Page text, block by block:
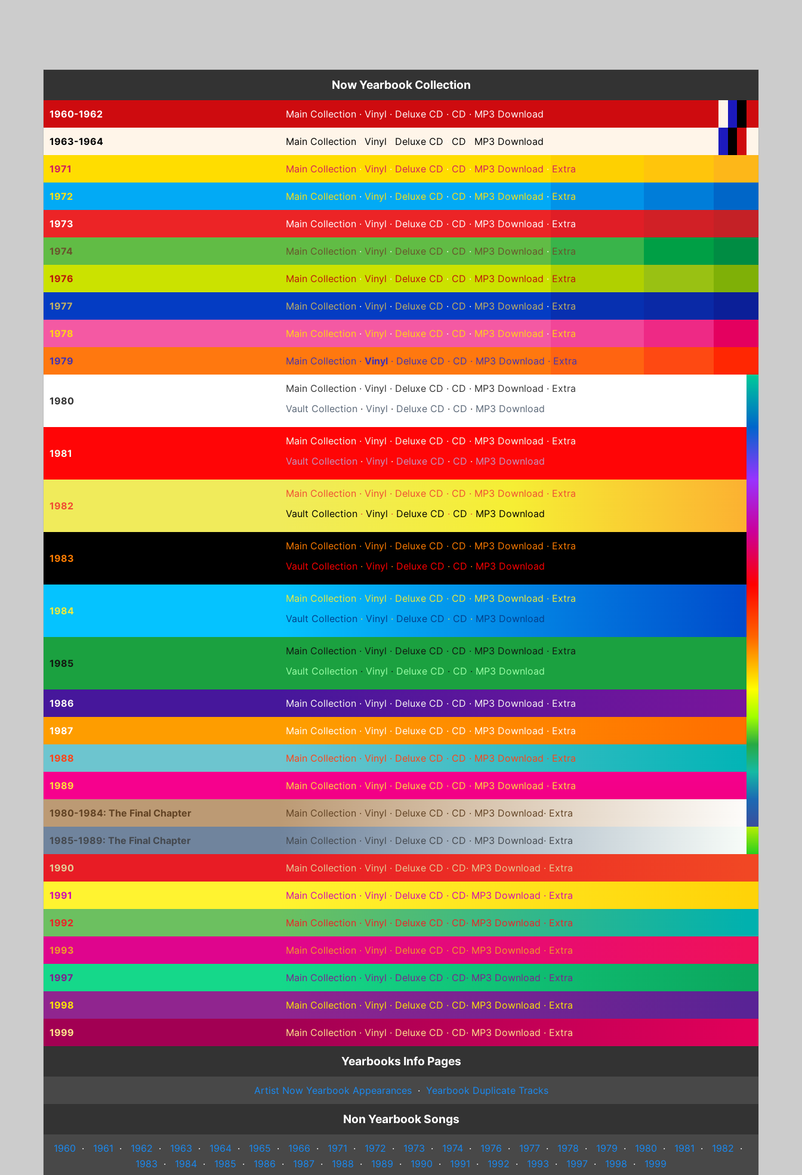
Now Yearbook Collection
1960-1962 Main Collection · Vinyl · Deluxe CD · CD · MP3 Download
1963-1964 Main Collection Vinyl Deluxe CD CD MP3 Download
1971 Main Collection · Vinyl · Deluxe CD · CD · MP3 Download · Extra
1972 Main Collection · Vinyl · Deluxe CD · CD · MP3 Download · Extra
1973 Main Collection · Vinyl · Deluxe CD · CD · MP3 Download · Extra
1974 Main Collection · Vinyl · Deluxe CD · CD · MP3 Download · Extra
1976 Main Collection · Vinyl · Deluxe CD · CD · MP3 Download · Extra
1977 Main Collection · Vinyl · Deluxe CD · CD · MP3 Download · Extra
1978 Main Collection · Vinyl · Deluxe CD · CD · MP3 Download · Extra
1979 Main Collection · Vinyl · Deluxe CD · CD · MP3 Download · Extra
1980
Main Collection · Vinyl · Deluxe CD · CD · MP3 Download · Extra
Vault Collection · Vinyl · Deluxe CD · CD · MP3 Download
1981
Main Collection · Vinyl · Deluxe CD · CD · MP3 Download · Extra
Vault Collection · Vinyl · Deluxe CD · CD · MP3 Download
1982
Main Collection · Vinyl · Deluxe CD · CD · MP3 Download · Extra
Vault Collection · Vinyl · Deluxe CD · CD · MP3 Download
1983
Main Collection · Vinyl · Deluxe CD · CD · MP3 Download · Extra
Vault Collection · Vinyl · Deluxe CD · CD · MP3 Download
1984
Main Collection · Vinyl · Deluxe CD · CD · MP3 Download · Extra
Vault Collection · Vinyl · Deluxe CD · CD · MP3 Download
1985
Main Collection · Vinyl · Deluxe CD · CD · MP3 Download · Extra
Vault Collection · Vinyl · Deluxe CD · CD · MP3 Download
1986 Main Collection · Vinyl · Deluxe CD · CD · MP3 Download · Extra
1987 Main Collection · Vinyl · Deluxe CD · CD · MP3 Download · Extra
1988 Main Collection · Vinyl · Deluxe CD · CD · MP3 Download · Extra
1989 Main Collection · Vinyl · Deluxe CD · CD · MP3 Download · Extra
1980-1984: The Final Chapter Main Collection · Vinyl · Deluxe CD · CD · MP3 Download· Extra
1985-1989: The Final Chapter Main Collection · Vinyl · Deluxe CD · CD · MP3 Download· Extra
1990 Main Collection · Vinyl · Deluxe CD · CD· MP3 Download · Extra
1991 Main Collection · Vinyl · Deluxe CD · CD· MP3 Download · Extra
1992 Main Collection · Vinyl · Deluxe CD · CD· MP3 Download · Extra
1993 Main Collection · Vinyl · Deluxe CD · CD· MP3 Download · Extra
1997 Main Collection · Vinyl · Deluxe CD · CD· MP3 Download · Extra
1998 Main Collection · Vinyl · Deluxe CD · CD· MP3 Download · Extra
1999 Main Collection · Vinyl · Deluxe CD · CD· MP3 Download · Extra
Yearbooks Info Pages
Artist Now Yearbook Appearances· Yearbook Duplicate Tracks
Non Yearbook Songs
1960 · 1961 · 1962 · 1963 · 1964 · 1965 · 1966 · 1971 · 1972 · 1973 · 1974 · 1976 · 1977 · 1978 · 1979 · 1980 · 1981 · 1982 ·
1983 · 1984 · 1985 · 1986 · 1987 · 1988 · 1989 · 1990 · 1991 · 1992 · 1993 · 1997 · 1998 · 1999